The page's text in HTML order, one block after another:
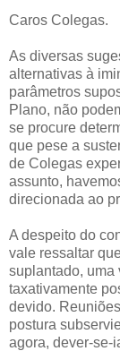
Caros Colegas.
As diversas
alternativas à
parâmetros
Plano, não
se procure
que pese a
de Colegas
assunto,
direcionada ao
A despeito do
vale ressaltar
suplantado, uma
taxativamente
devido.
postura
agora, dever-se-